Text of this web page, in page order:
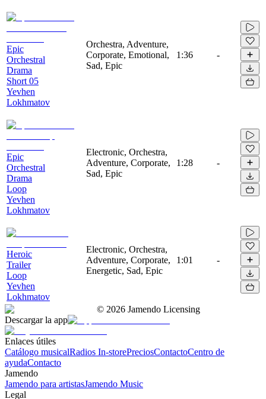
Epic
Orchestral
Drama
Short 05
Yevhen
Lokhmatov
Orchestra, Adventure,
Corporate, Emotional,
Sad, Epic
1:36 -
Epic
Orchestral
Drama
Loop
Yevhen
Lokhmatov
Electronic, Orchestra,
Adventure, Corporate,
Sad, Epic
1:28 -
Heroic
Trailer
Loop
Yevhen
Lokhmatov
Electronic, Orchestra,
Adventure, Corporate,
Energetic, Sad, Epic
1:01 -
© 2026 Jamendo Licensing
Descargar la app
Enlaces útiles
Catálogo musicalRadios In-storePreciosContactoCentro de
ayudaContacto
Jamendo
Jamendo para artistasJamendo Music
Legal